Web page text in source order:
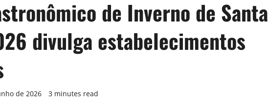
de Inverno de Santa
divulga estabelecimentos
de 2026 3 minutes read